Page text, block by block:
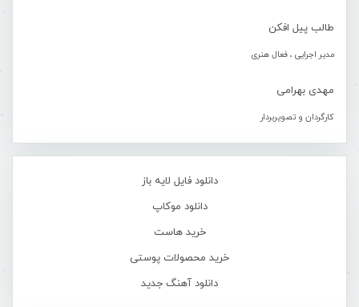
طالب پیل افکن
مدیر اجرایی ، فعال هنری
مهدی بهرامی
کارگردان و تصویربردار
دانلود فایل لایه باز
دانلود موکاپ
خرید هاست
خرید محصولات پوستی
دانلود آهنگ جدید